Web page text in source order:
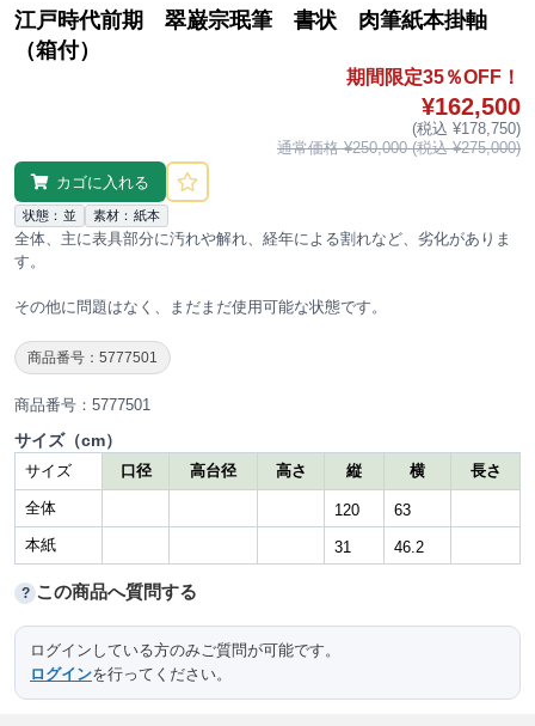
江戸時代前期 翠巌宗珉筆 書状 肉筆紙本掛軸
（箱付）
期間限定35％OFF！
¥162,500
(税込 ¥178,750)
通常価格 ¥250,000 (税込 ¥275,000)
カゴに入れる
状態：並 素材：紙本
全体、主に表具部分に汚れや解れ、経年による割れなど、劣化がありま
す。
その他に問題はなく、まだまだ使用可能な状態です。
商品番号：5777501
商品番号：5777501
サイズ（cm）
サイズ 口径 高台径 高さ 縦 横 長さ
全体 120
63
本紙
31 46.2
? この商品へ質問する
ログインしている方のみご質問が可能です。
ログインを行ってください。